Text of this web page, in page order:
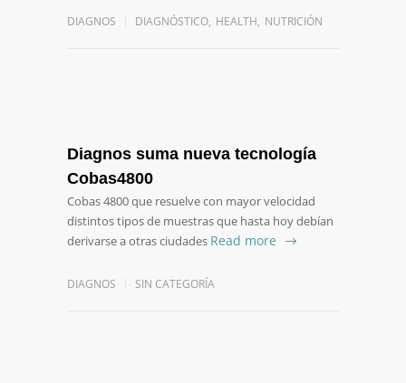
DIAGNOS DIAGNÓSTICO, HEALTH, NUTRICIÓN
Diagnos suma nueva tecnología
Cobas4800
Cobas 4800 que resuelve con mayor velocidad
distintos tipos de muestras que hasta hoy debían
derivarse a otras ciudades Read more
DIAGNOS SIN CATEGORÍA